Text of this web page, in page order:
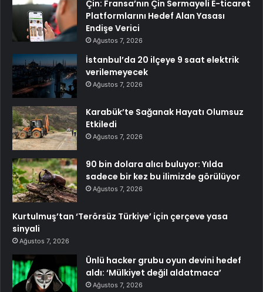
Çin: Fransa’nın Çin Sermayeli E-ticaret
Platformlarını Hedef Alan Yasası
Endişe Verici
Ağustos 7, 2026
İstanbul’da 20 ilçeye 9 saat elektrik
verilemeyecek
Ağustos 7, 2026
Karabük’te Sağanak Hayatı Olumsuz
Etkiledi
Ağustos 7, 2026
90 bin dolara alıcı buluyor: Yılda
sadece bir kez bu ilimizde görülüyor
Ağustos 7, 2026
Kurtulmuş’tan ‘Terörsüz Türkiye’ için çerçeve yasa
sinyali
Ağustos 7, 2026
Ünlü hacker grubu oyun devini hedef
aldı: ‘Mülkiyet değil aldatmaca’
Ağustos 7, 2026